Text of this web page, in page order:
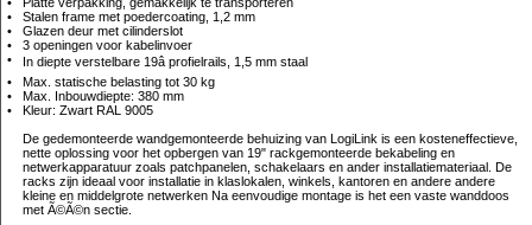
Stalen frame met poedercoating, 1,2 mm
Glazen deur met cilinderslot
3 openingen voor kabelinvoer
In diepte verstelbare 19â profielrails, 1,5 mm staal
Max. statische belasting tot 30 kg
Max. Inbouwdiepte: 380 mm
Kleur: Zwart RAL 9005
De gedemonteerde wandgemonteerde behuizing van LogiLink is een kosteneffectieve,
nette oplossing voor het opbergen van 19" rackgemonteerde bekabeling en
netwerkapparatuur zoals patchpanelen, schakelaars en ander installatiemateriaal. De
racks zijn ideaal voor installatie in klaslokalen, winkels, kantoren en andere andere
kleine en middelgrote netwerken Na eenvoudige montage is het een vaste wanddoos
met Ã©Ã©n sectie.